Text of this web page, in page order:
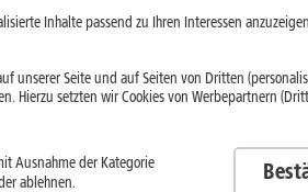
Netzvorhanden ist und kein
ab.
Inhalte passend zu Ihren Interessen
unserer Seite und auf Seiten von Dritten
Hierzu setzten wir Cookies von Werbepartnern
Ausnahme der Kategorie
ablehnen.